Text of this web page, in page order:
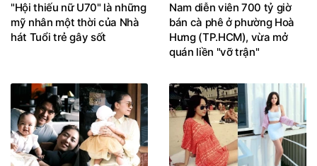
"Hội thiếu nữ U70" là những
mỹ nhân một thời của Nhà
hát Tuổi trẻ gây sốt
Nam diễn viên 700 tỷ giờ
bán cà phê ở phường Hoà
Hưng (TP.HCM), vừa mở
quán liền "vỡ trận"